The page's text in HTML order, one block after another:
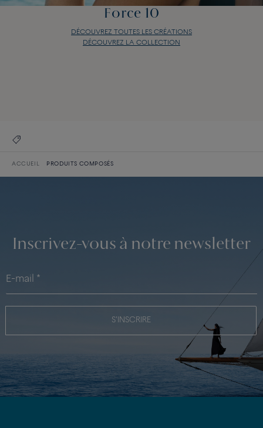
Force 10
DÉCOUVREZ TOUTES LES CRÉATIONS
DÉCOUVREZ LA COLLECTION
ACCUEIL PRODUITS COMPOSÉS
Inscrivez-vous à notre newsletter
S'INSCRIRE